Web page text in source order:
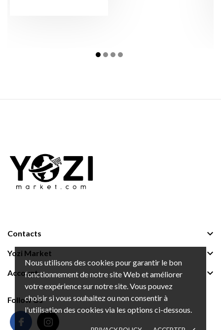
Nous utilisons des cookies pour garantir le bon
fonctionnement de notre site Web et améliorer
votre expérience sur notre site. Vous pouvez
choisir si vous souhaitez ou non consentir à
l'utilisation des cookies via les options ci-dessous.
Contacts 
Yozi Market 
Account 
Follow Us